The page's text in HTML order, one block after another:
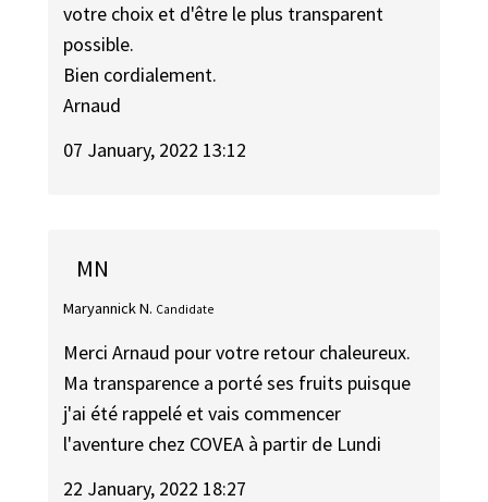
votre choix et d'être le plus transparent
possible.
Bien cordialement.
Arnaud
07 January, 2022 13:12
MN
Maryannick N. Candidate
Merci Arnaud pour votre retour chaleureux.
Ma transparence a porté ses fruits puisque
j'ai été rappelé et vais commencer
l'aventure chez COVEA à partir de Lundi
22 January, 2022 18:27